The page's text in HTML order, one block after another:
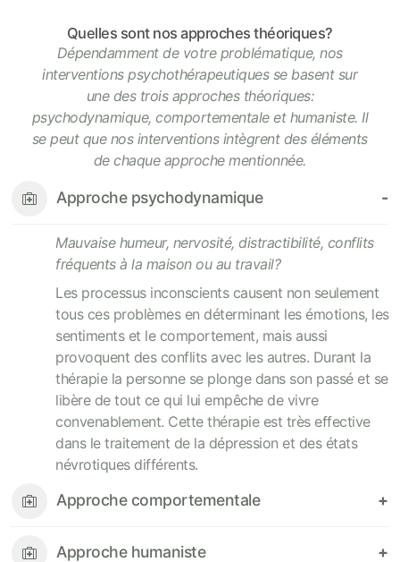
Quelles sont nos approches théoriques?
Dépendamment de votre problématique, nos
interventions psychothérapeutiques se basent sur
une des trois approches théoriques:
psychodynamique, comportementale et humaniste. Il
se peut que nos interventions intègrent des éléments
de chaque approche mentionnée.
Approche psychodynamique
Mauvaise humeur, nervosité, distractibilité, conflits
fréquents à la maison ou au travail?
Les processus inconscients causent non seulement
tous ces problèmes en déterminant les émotions, les
sentiments et le comportement, mais aussi
provoquent des conflits avec les autres. Durant la
thérapie la personne se plonge dans son passé et se
libère de tout ce qui lui empêche de vivre
convenablement. Cette thérapie est très effective
dans le traitement de la dépression et des états
névrotiques différents.
Approche comportementale
Approche humaniste